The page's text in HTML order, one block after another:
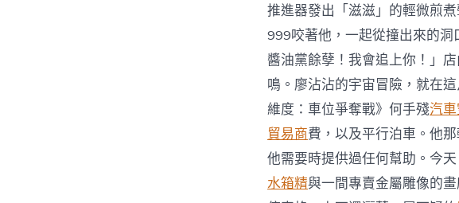
推進器發出「滋滋」的輕微煎
999咬著他，一起從撞出來的洞
醬油黨餘孽！我會追上你！」
鳴。廖沾沾的宇宙冒險，就在
維度：車位爭奪戰》何手殘汽
貿易商費，以及平行泊車。他
他需要時提供過任何幫助。今
水箱精與一間專賣金屬雕像的